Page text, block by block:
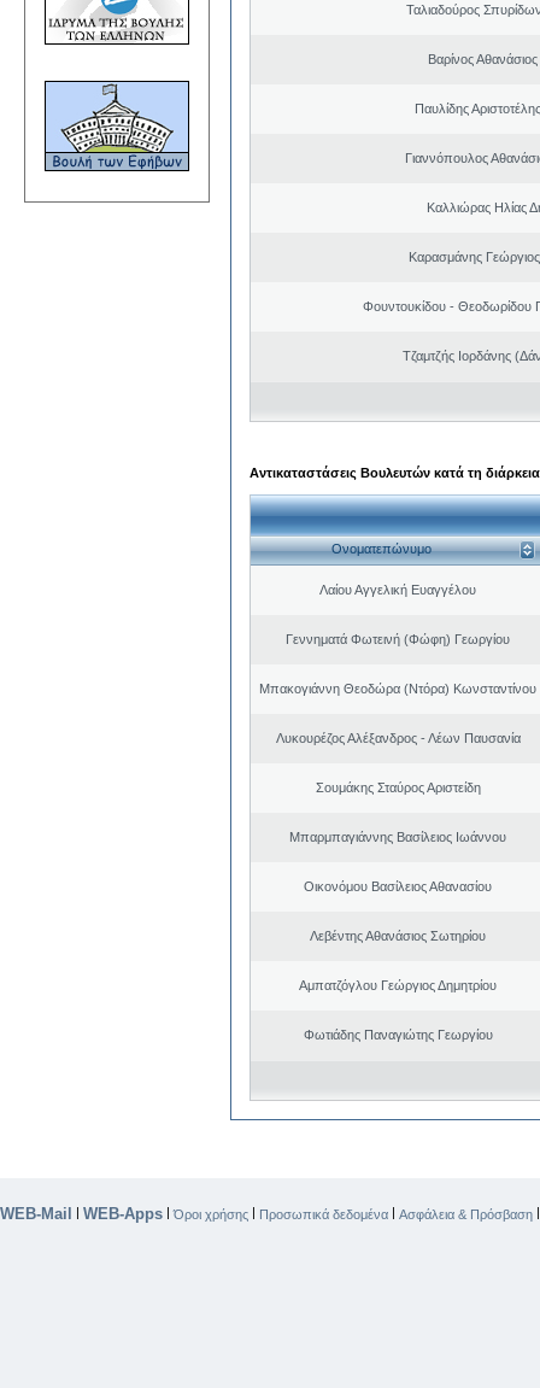
Ταλιαδούρος
Βαρίνος
Παυλίδης
Γιαννόπουλος
Καλλιώρας Ηλίας
Καρασμάνης
Φουντουκίδου - Θεοδωρίδου
Τζαμτζής Ιορδάνης
Αντικαταστάσεις Βουλευτών κατά τη
Ονοματεπώνυμο
Λαίου Αγγελική Ευαγγέλου
Γεννηματά Φωτεινή (Φώφη) Γεωργίου
Μπακογιάννη Θεοδώρα (Ντόρα) Κωνσταντίνου
Λυκουρέζος Αλέξανδρος - Λέων Παυσανία
Σουμάκης Σταύρος Αριστείδη
Μπαρμπαγιάννης Βασίλειος Ιωάννου
Οικονόμου Βασίλειος Αθανασίου
Λεβέντης Αθανάσιος Σωτηρίου
Αμπατζόγλου Γεώργιος Δημητρίου
Φωτιάδης Παναγιώτης Γεωργίου
WEB-Mail | WEB-Apps |Όροι χρήσης | Προσωπικά δεδομένα | Ασφάλεια & Πρόσβαση